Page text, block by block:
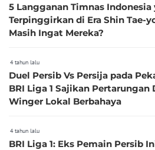
5 Langganan Timnas Indonesia
Terpinggirkan di Era Shin Tae-
Masih Ingat Mereka?
4 tahun lalu
Duel Persib Vs Persija pada
BRI Liga 1 Sajikan Pertarungan
Winger Lokal Berbahaya
4 tahun lalu
BRI Liga 1: Eks Pemain Persib